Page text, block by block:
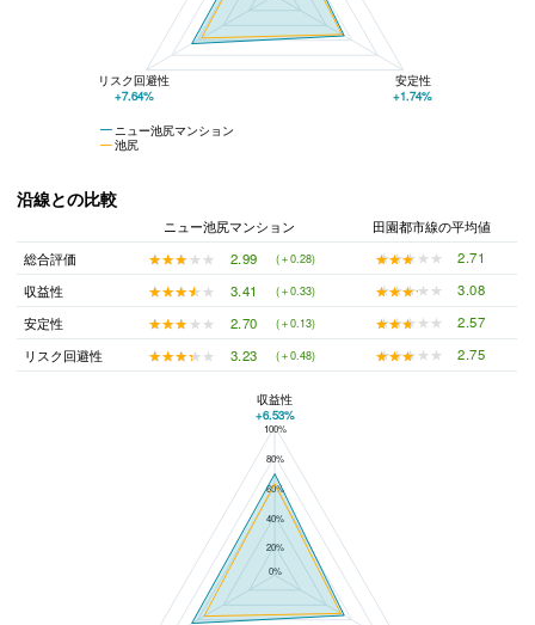
ニュー池尻マンション
池尻
リスク回避性
+7.64%
安定性
+1.74%
沿線との比較
ニュー池尻マンション
田園都市線の平均値
総合評価
★★★★★
★★★★★ 2.99 (＋0.28) ★★★★★
★★★★★
2.71
収益性
★★★★★
★★★★★ 3.41 (＋0.33) ★★★★★
★★★★★
3.08
安定性
★★★★★
★★★★★ 2.70 (＋0.13) ★★★★★
★★★★★
2.57
リスク回避性
★★★★★
★★★★★ 3.23 (＋0.48) ★★★★★
★★★★★ 2.75
ニュー池尻マンションと田園都市線の平均値の総合評価の比較
100%
80%
60%
40%
20%
0%
収益性
+6.53%